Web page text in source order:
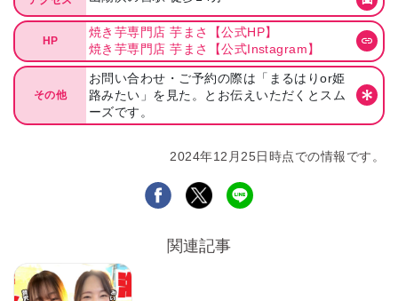
HP
焼き芋専門店 芋まさ【公式HP】
焼き芋専門店 芋まさ【公式Instagram】
その他
お問い合わせ・ご予約の際は「まるはりor姫
路みたい」を見た。とお伝えいただくとスム
ーズです。
2024年12月25日時点での情報です。
関連記事